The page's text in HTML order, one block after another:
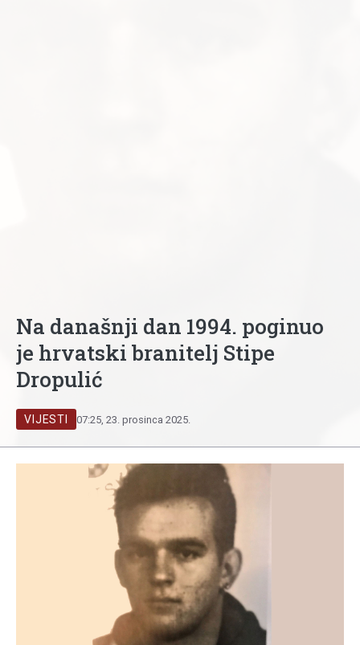
Na današnji dan 1994. poginuo
je hrvatski branitelj Stipe
Dropulić
VIJESTI 07:25, 23. prosinca 2025.